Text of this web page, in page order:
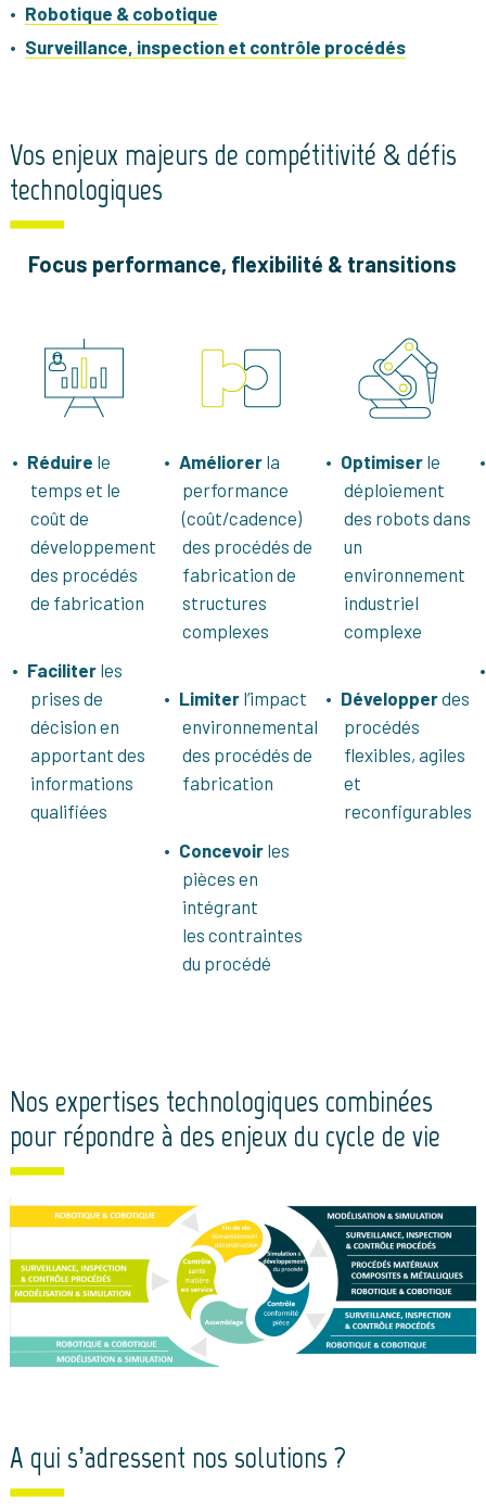
Robotique & cobotique
Surveillance, inspection et contrôle procédés
Vos enjeux majeurs de compétitivité & défis
technologiques
Focus performance, flexibilité & transitions
Réduire le
temps et le
coût de
développement
des procédés
de fabrication
Faciliterles
prises de
décision en
apportant des
informations
qualifiées
Améliorerla
performance
(coût/cadence)
des procédés de
fabrication de
structures
complexes
Limiterl’impact
environnemental
des procédés de
fabrication
Concevoirles
pièces en
intégrant
les contraintes
du procédé
Optimiserle
déploiement
des robots dans
un
environnement
industriel
complexe
Développerdes
procédés
flexibles, agiles
et
reconfigurables
Nos expertises technologiques combinées
pour répondre à des enjeux du cycle de vie
A qui s’adressent nos solutions ?